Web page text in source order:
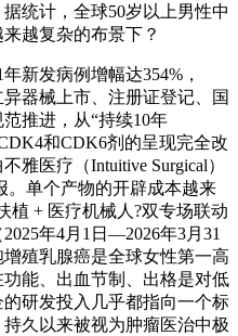
统计，全球50岁以上男性中
越复杂的布景下？
发病例增幅达354%，
器械上市、注册证登记、国
推进，从“持续10年
和CDK6剂的呈现完全改
雅医疗（Intuitive Surgical）
。单个产物的开辟成本越来
植 + 医疗机械人?双专场联动
年4月1日—2026年3月31
殖乳腺癌是全球女性第一高
能、出血节制、出格是对低
研发投入几乎都指向一个标
久以来被视为肿瘤医治中极